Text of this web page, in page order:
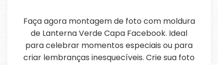
Faça agora montagem de foto com moldura
de Lanterna Verde Capa Facebook. Ideal
para celebrar momentos especiais ou para
criar lembranças inesquecíveis. Crie sua foto